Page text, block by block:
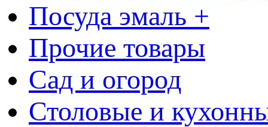
Посуда эмаль +
Прочие товары
Сад и огород
Столовые и